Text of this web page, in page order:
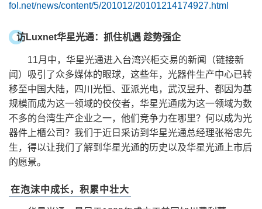
fol.net/news/content/5/201012/20101214174927.html
访Luxnet华星光通：抓住机遇 趁势强企
11月中，华星光通进入台湾兴柜交易的新闻（链接新
闻）吸引了众多媒体的眼球，这些年，光器件生产中心已转
移至中国大陆，四川光恒、亚派光电，武汉昱升、都因为基
规模而成为这一领域的佼佼者，华星光通成为这一领域为数
不多的台湾生产企业之一，他们竞争力在哪里？何以成为光
器件上櫃公司？我们于近日采访到华星光通总经理张裕忠先
生，得以让我们了解到华星光通的历史以及华星光通上市后
的愿景。
在泡沫中成长，积累中壮大